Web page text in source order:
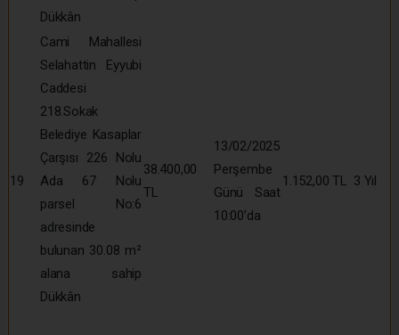
Dükkân
19
Cami Mahallesi
Selahattin Eyyubi
Caddesi
218.Sokak
Belediye Kasaplar
Çarşısı 226 Nolu
Ada 67 Nolu
parsel No:6
adresinde
bulunan 30.08 m²
alana sahip
Dükkân
38.400,00
TL
13/02/2025
Perşembe
Günü Saat
10:00’da
1.152,00 TL 3 Yıl